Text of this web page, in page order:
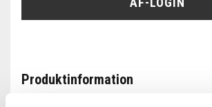
Produktinformation